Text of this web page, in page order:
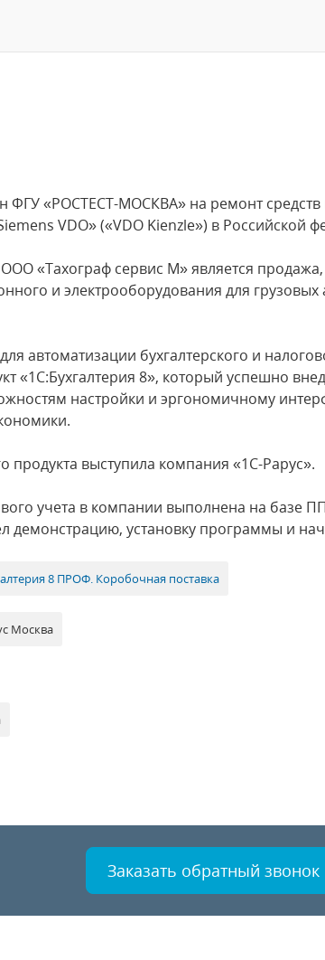
«РОСТЕСТ-МОСКВА» на ремонт средств
VDO» («VDO Kienzle») в Российской
«Тахограф сервис М» является продажа,
и электрооборудования для
автоматизации бухгалтерского и
8», который успешно
настройки и эргономичному
выступила компания «1С-Рарус».
учета в компании выполнена на базе
демонстрацию, установку программы и
8 ПРОФ. Коробочная поставка
Москва
Заказать обратный звонок